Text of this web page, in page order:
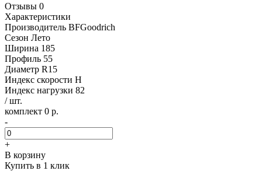
Отзывы 0
Характеристики
Производитель BFGoodrich
Сезон Лето
Ширина 185
Профиль 55
Диаметр R15
Индекс скорости H
Индекс нагрузки 82
/ шт.
комплект 0 р.
-
+
В корзину
Купить в 1 клик